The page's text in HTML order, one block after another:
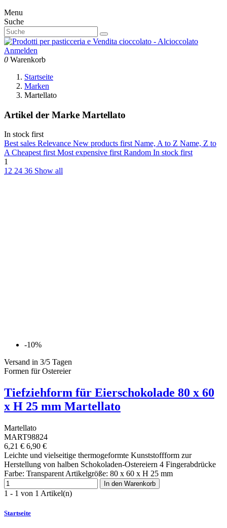
Menu
Suche
Anmelden
0 Warenkorb
Startseite
Marken
Martellato
Artikel der Marke Martellato
In stock first
Best sales Relevance New products firstName, A to Z Name, Z to
ACheapest firstMost expensive firstRandom In stock first
1
12 24 36 Show all
-10%
Versand in 3/5 Tagen
Formen für Ostereier
Tiefziehform für Eierschokolade 80 x 60
x H 25 mm Martellato
Martellato
MART98824
6,21 € 6,90 €
Leichte und vielseitige thermogeformte Kunststoffform zur
Herstellung von halben Schokoladen-Ostereiern 4 Fingerabdrücke
Farbe: Transparent Artikelgröße: 80 x 60 x H 25 mm
In den Warenkorb
1 - 1 von 1 Artikel(n)
Startseite